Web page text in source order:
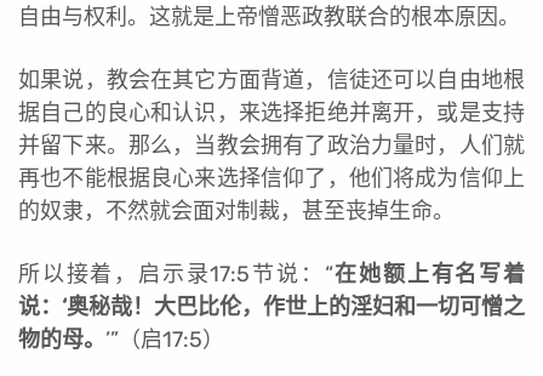
自由与权利。这就是上帝憎恶政教联合的根本原因。
如果说，教会在其它方面背道，信徒还可以自由地根
据自己的良心和认识，来选择拒绝并离开，或是支持
并留下来。那么，当教会拥有了政治力量时，人们就
再也不能根据良心来选择信仰了，他们将成为信仰上
的奴隶，不然就会面对制裁，甚至丧掉生命。
所以接着，启示录17:5节说：“在她额上有名写着
说：‘奥秘哉！大巴比伦，作世上的淫妇和一切可憎之
物的母。 ’”（启17:5）